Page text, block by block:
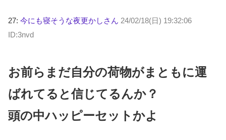
27: 今にも寝そうな夜更かしさん 24/02/18(日) 19:32:06
ID:3nvd
お前らまだ自分の荷物がまともに運
ばれてると信じてるんか？
頭の中ハッピーセットかよ